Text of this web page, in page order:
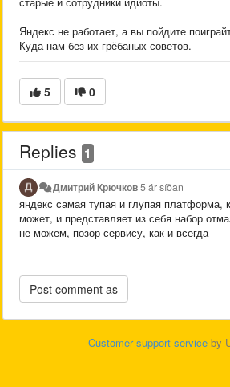
Яндекс не работает, а вы пойдите
Куда нам без их грёбаных советов.
5 0
Replies 1
Дмитрий Крючков5 ár síðan
яндекс самая тупая и глупая платформа,
может, и представляет из себя набор
не можем, позор сервису, как и всегда
Customer support service by